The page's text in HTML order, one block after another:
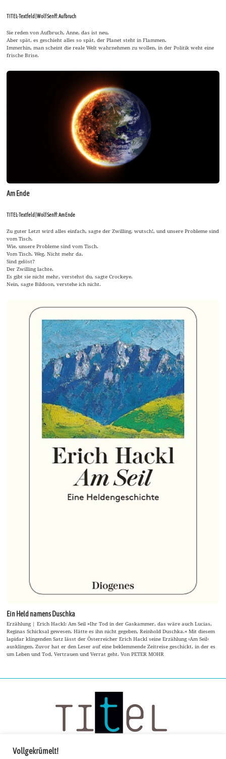
TITEL-Textfeld | Wolf Senff: Aufbruch
Sie reden von Aufbruch, Anne, das ist neu.
Aber spät, es geschieht alles so spät, der Planet steht in Flammen.
Immerhin, man scheint die reale Welt wahrnehmen zu wollen, in der Politik weht eine
frische Brise.
Am Ende
TITEL-Textfeld | Wolf Senff: Am Ende
Zu guter Letzt wird alles einfach, sagte der Zwilling, wutsch!, und unsere Probleme sind
vom Tisch.
Wie, unsere Probleme sind vom Tisch.
Vom Tisch. Weg. Nicht mehr da.
Sind gelöst?
Der Zwilling lachte.
Es gibt sie nicht mehr, verstehst du, sagte Crockeye.
Nein, sagte Bildoon, verstehe ich nicht.
Ein Held namens Duschka
Erzählung | Erich Hackl: Am Seil »Ihr Tod in der Gaskammer, das wäre auch Lucias,
Reginas Schicksal gewesen. Hätte es ihn nicht gegeben, Reinhold Duschka.« Mit diesem
lapidar klingenden Satz lässt der Österreicher Erich Hackl seine Erzählung ›Am Seil‹
ausklingen. Zuvor hat er den Leser auf eine beklemmende Zeitreise geschickt, in der es
um Leben und Tod, Vertrauen und Verrat geht. Von PETER MOHR
Vollgekrümelt!